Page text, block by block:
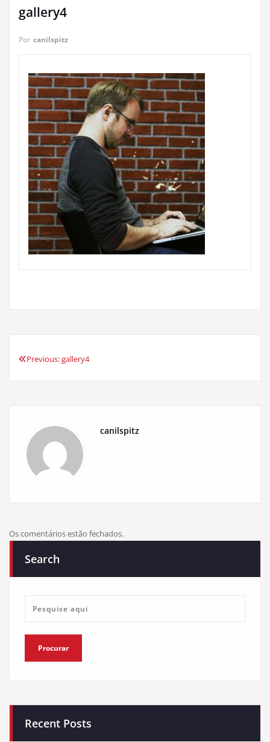
gallery4
Por canilspitz
Navegação
Previous:gallery4
canilspitz
Os comentários estão fechados.
Search
Recent Posts